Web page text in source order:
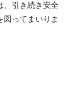
、引き続き安全
図ってまいりま